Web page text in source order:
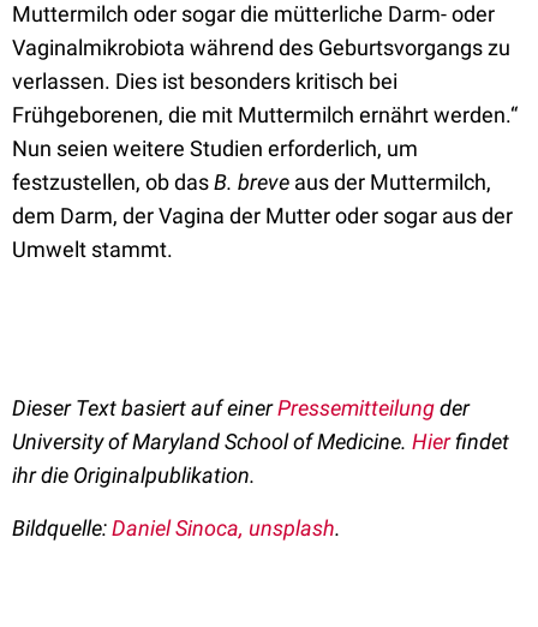
Muttermilch oder sogar die mütterliche Darm- oder
Vaginalmikrobiota während des Geburtsvorgangs zu
verlassen. Dies ist besonders kritisch bei
Frühgeborenen, die mit Muttermilch ernährt werden.“
Nun seien weitere Studien erforderlich, um
festzustellen, ob dasB. breve aus der Muttermilch,
dem Darm, der Vagina der Mutter oder sogar aus der
Umwelt stammt.
Dieser Text basiert auf einerPressemitteilungder
University of Maryland School of Medicine. Hierfindet
ihr die Originalpublikation.
Bildquelle:Daniel Sinoca, unsplash.